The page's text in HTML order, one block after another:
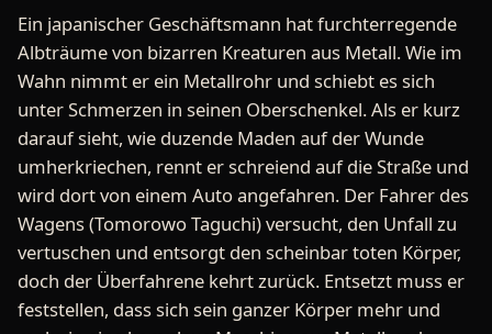
Ein japanischer Geschäftsmann hat furchterregende
Albträume von bizarren Kreaturen aus Metall. Wie im
Wahn nimmt er ein Metallrohr und schiebt es sich
unter Schmerzen in seinen Oberschenkel. Als er kurz
darauf sieht, wie duzende Maden auf der Wunde
umherkriechen, rennt er schreiend auf die Straße und
wird dort von einem Auto angefahren. Der Fahrer des
Wagens (Tomorowo Taguchi) versucht, den Unfall zu
vertuschen und entsorgt den scheinbar toten Körper,
doch der Überfahrene kehrt zurück. Entsetzt muss er
feststellen, dass sich sein ganzer Körper mehr und